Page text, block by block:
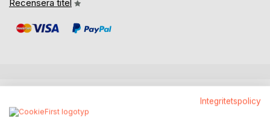
Recensera titel
Integritetspolicy